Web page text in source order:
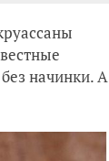
начинки. А